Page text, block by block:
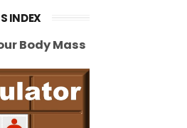
INDEX
Body Mass